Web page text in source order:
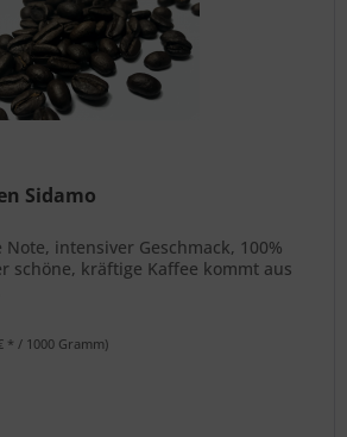
Sidamo
intensiver Geschmack, 100%
schöne, kräftige Kaffee kommt aus
* / 1000 Gramm)